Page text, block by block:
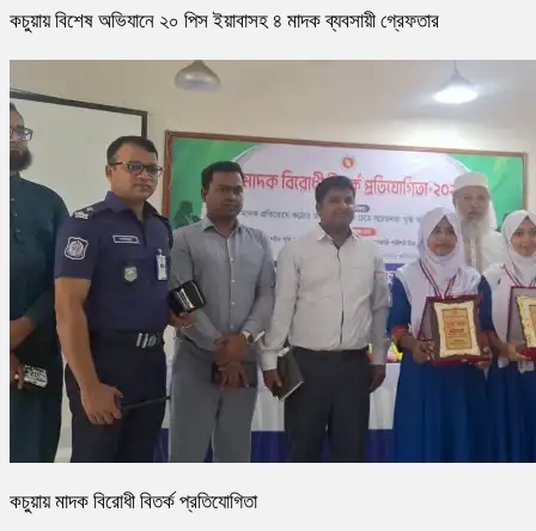
কচুয়ায় বিশেষ অভিযানে ২০ পিস ইয়াবাসহ ৪ মাদক ব্যবসায়ী গ্রেফতার
কচুয়ায় মাদক বিরোধী বিতর্ক প্রতিযোগিতা